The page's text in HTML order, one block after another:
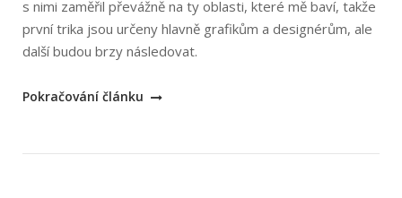
s nimi zaměřil převážně na ty oblasti, které mě baví, takže
první trika jsou určeny hlavně grafikům a designérům, ale
další budou brzy následovat.
„iluTRIKA
Pokračování článku